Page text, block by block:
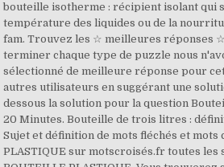
bouteille isotherme : récipient isolant qui
température des liquides ou de la
fam. Trouvez les ☆ meilleures réponses
terminer chaque type de puzzle nous
sélectionné de meilleure réponse pour
autres utilisateurs en suggérant une
dessous la solution pour la question
20 Minutes. Bouteille de trois litres :
Sujet et définition de mots fléchés et mots
PLASTIQUE sur motscroisés.fr toutes les